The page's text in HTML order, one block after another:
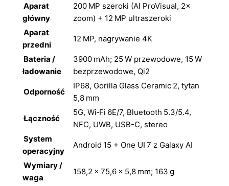
Aparat
główny
200 MP szeroki (AI ProVisual, 2×
zoom) + 12 MP ultraszeroki
Aparat
przedni
12 MP, nagrywanie 4K
Bateria /
ładowanie
3900 mAh; 25 W przewodowe, 15 W
bezprzewodowe, Qi2
Odporność
IP68, Gorilla Glass Ceramic 2, tytan
5,8 mm
Łączność
5G, Wi‑Fi 6E/7, Bluetooth 5.3/5.4,
NFC, UWB, USB-C, stereo
System
operacyjny
Android 15 + One UI 7 z Galaxy AI
Wymiary /
waga
158,2 × 75,6 × 5,8 mm; 163 g